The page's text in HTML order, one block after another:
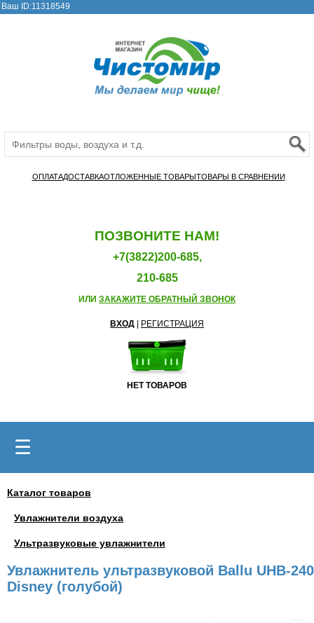
Ваш ID:11318549
ОПЛАТАДОСТАВКАОТЛОЖЕННЫЕ ТОВАРЫТОВАРЫ В СРАВНЕНИИ
ПОЗВОНИТЕ НАМ!
+7(3822)200-685,
210-685
ИЛИ ЗАКАЖИТЕ ОБРАТНЫЙ ЗВОНОК
ВХОД РЕГИСТРАЦИЯ
НЕТ ТОВАРОВ
☰
Каталог товаров
Увлажнители воздуха
Ультразвуковые увлажнители
Увлажнитель ультразвуковой Ballu UHB-240
Disney (голубой)